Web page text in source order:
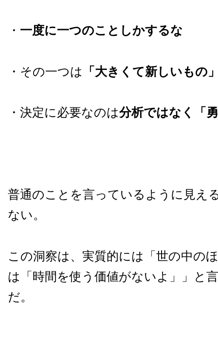
・ 一度に一つのことしかするな
・その一つは 「大きくて新しいもの
・決定に必要なのは分析ではなく「
普通のことを言っているように見え
ない。
この洞察は、実質的には「世の中の
は「時間を使う価値がないよ」」と
だ。